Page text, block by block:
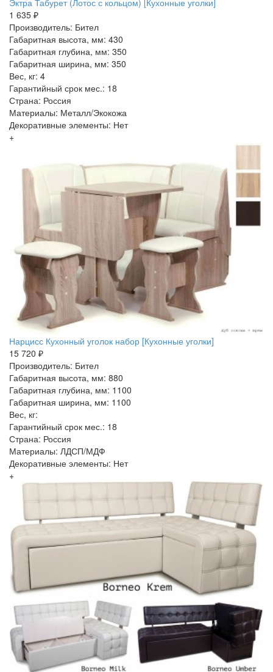
Эктра Табурет (Лотос с кольцом) [Кухонные уголки]
1 635 ₽
Производитель: Бител
Габаритная высота, мм: 430
Габаритная глубина, мм: 350
Габаритная ширина, мм: 350
Вес, кг: 4
Гарантийный срок мес.: 18
Страна: Россия
Материалы: Металл/Экокожа
Декоративные элементы: Нет
+
Нарцисс Кухонный уголок набор [Кухонные уголки]
15 720 ₽
Производитель: Бител
Габаритная высота, мм: 880
Габаритная глубина, мм: 1100
Габаритная ширина, мм: 1100
Вес, кг:
Гарантийный срок мес.: 18
Страна: Россия
Материалы: ЛДСП/МДФ
Декоративные элементы: Нет
+